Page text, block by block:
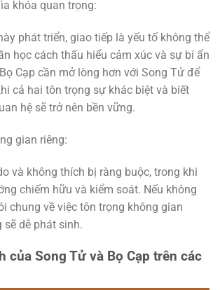
khóa quan trọng:
phát triển, giao tiếp là yếu tố không thể
học cách thấu hiểu cảm xúc và sự bí ẩn
Cạp cần mở lòng hơn với Song Tử để
cả hai tôn trọng sự khác biệt và biết
hệ sẽ trở nên bền vững.
gian riêng:
và không thích bị ràng buộc, trong khi
chiếm hữu và kiểm soát. Nếu không
chung về việc tôn trọng không gian
sẽ dễ phát sinh.
của Song Tử và Bọ Cạp trên các